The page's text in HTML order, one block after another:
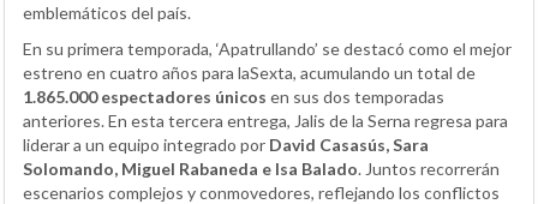
emblemáticos del país.
En su primera temporada, ‘Apatrullando’ se destacó como el mejor
estreno en cuatro años para laSexta, acumulando un total de
1.865.000 espectadores únicos en sus dos temporadas
anteriores. En esta tercera entrega, Jalis de la Serna regresa para
liderar a un equipo integrado por David Casasús, Sara
Solomando, Miguel Rabaneda e Isa Balado. Juntos recorrerán
escenarios complejos y conmovedores, reflejando los conflictos